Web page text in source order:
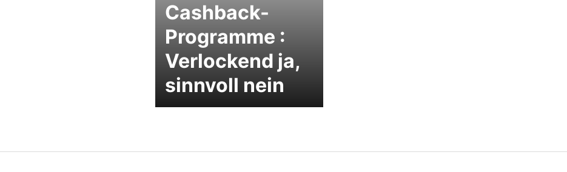
Cashback-
Programme :
Verlockend ja,
sinnvoll nein